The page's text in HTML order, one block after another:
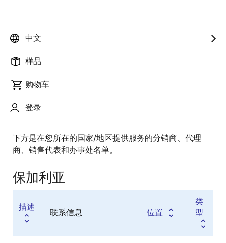
中文
样品
购物车
登录
类型
经销商
增值代理商
下方是在您所在的国家/地区提供服务的分销商、代理
商、销售代表和办事处名单。
保加利亚
描述
联系信息 位置
类
型